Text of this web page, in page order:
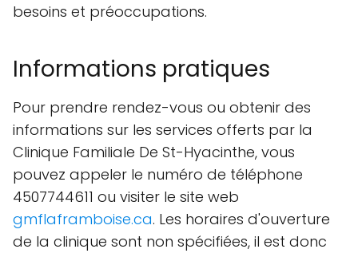
besoins et préoccupations.
Informations pratiques
Pour prendre rendez-vous ou obtenir des
informations sur les services offerts par la
Clinique Familiale De St-Hyacinthe, vous
pouvez appeler le numéro de téléphone
4507744611 ou visiter le site web
gmflaframboise.ca. Les horaires d'ouverture
de la clinique sont non spécifiées, il est donc